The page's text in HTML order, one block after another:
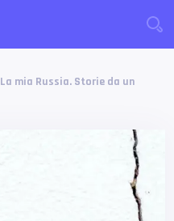
La mia Russia. Storie da un